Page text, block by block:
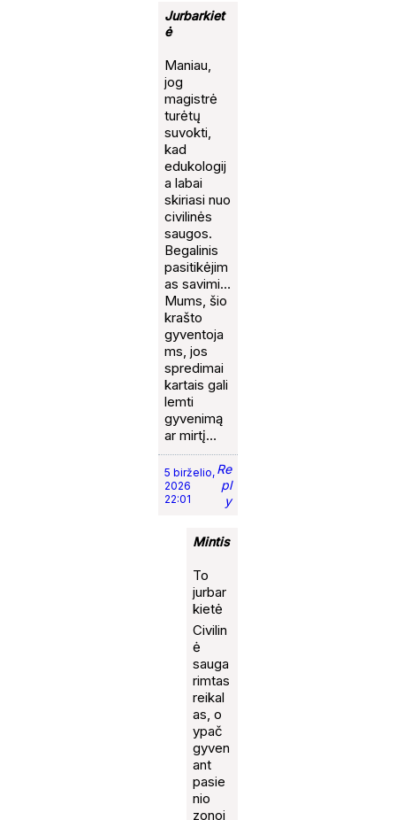
Jurbarkiet
ė
Maniau,
jog
magistrė
turėtų
suvokti,
kad
edukologij
a labai
skiriasi nuo
civilinės
saugos.
Begalinis
pasitikėjim
as savimi…
Mums, šio
krašto
gyventoja
ms, jos
spredimai
kartais gali
lemti
gyvenimą
ar mirtį…
5 birželio,
2026
22:01
Re
pl
y
Mintis
To
jurbar
kietė
Civilin
ė
sauga
rimtas
reikal
as, o
ypač
gyven
ant
pasie
nio
zonoj